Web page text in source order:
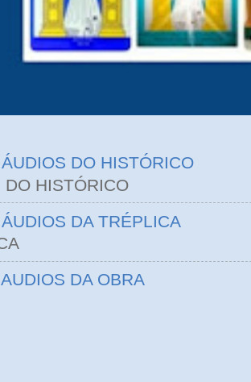
DO HISTÓRICO
DO
DA TRÉPLICA
DA OBRA